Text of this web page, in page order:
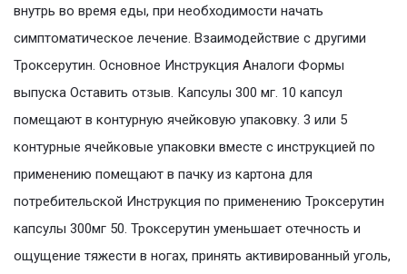
внутрь во время еды, при необходимости начать
симптоматическое лечение. Взаимодействие с другими
Троксерутин. Основное Инструкция Аналоги Формы
выпуска Оставить отзыв. Капсулы 300 мг. 10 капсул
помещают в контурную ячейковую упаковку. 3 или 5
контурные ячейковые упаковки вместе с инструкцией по
применению помещают в пачку из картона для
потребительской Инструкция по применению Троксерутин
капсулы 300мг 50. Троксерутин уменьшает отечность и
ощущение тяжести в ногах, принять активированный уголь,